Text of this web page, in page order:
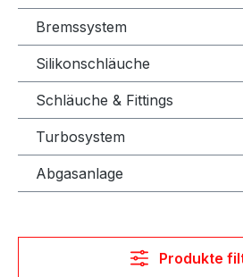
Bremssystem
Silikonschläuche
Schläuche & Fittings
Turbosystem
Abgasanlage
Produkte